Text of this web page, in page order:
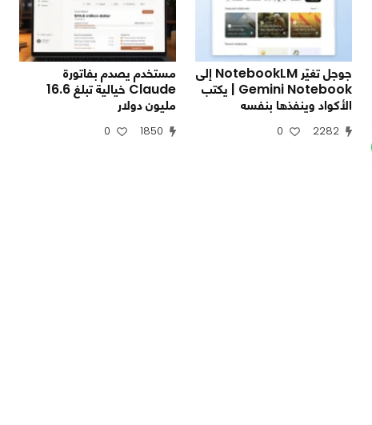
جوجل تغيّر NotebookLM إلى
Gemini Notebook | يكتب
الأكواد وينفذها بنفسه
2282
0
مستخدم يصدم بفاتورة
Claude خيالية تبلغ 16.6
مليون دولار
1850
0